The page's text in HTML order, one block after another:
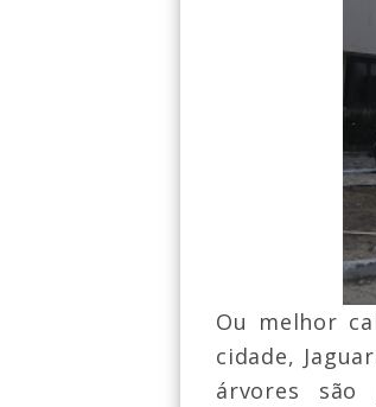
Ou melhor
cidade,
árvores são